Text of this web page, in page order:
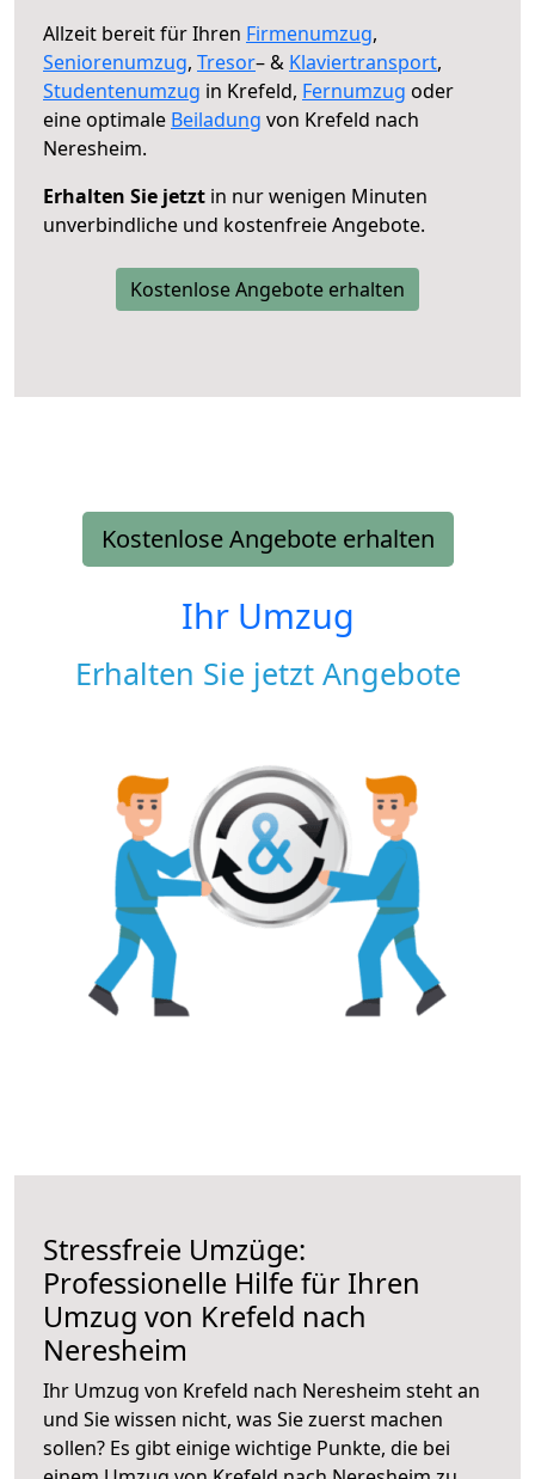
Allzeit bereit für Ihren Firmenumzug,
Seniorenumzug, Tresor– & Klaviertransport,
Studentenumzug in Krefeld, Fernumzug oder
eine optimale Beiladung von Krefeld nach
Neresheim.
Erhalten Sie jetzt in nur wenigen Minuten
unverbindliche und kostenfreie Angebote.
Kostenlose Angebote erhalten
Kostenlose Angebote erhalten
Ihr Umzug
Erhalten Sie jetzt Angebote
Stressfreie Umzüge:
Professionelle Hilfe für Ihren
Umzug von Krefeld nach
Neresheim
Ihr Umzug von Krefeld nach Neresheim steht an
und Sie wissen nicht, was Sie zuerst machen
sollen? Es gibt einige wichtige Punkte, die bei